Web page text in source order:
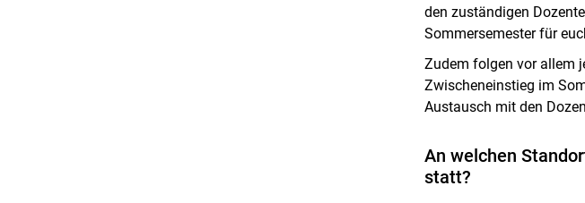
den zuständigen
Sommersemester für
Zudem folgen vor allem
Zwischeneinstieg im
Austausch mit den
An welchen
statt?